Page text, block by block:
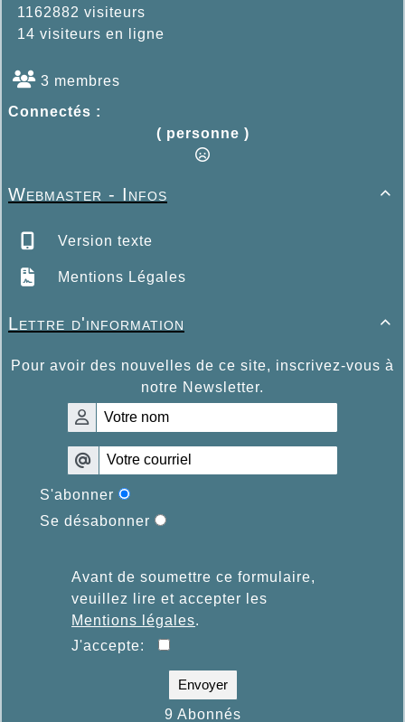
1162882 visiteurs
14 visiteurs en ligne
3 membres
Connectés :
( personne )

Webmaster - Infos
Version texte
Mentions Légales

Lettre d'information
Pour avoir des nouvelles de ce site, inscrivez-vous à
notre Newsletter.
S'abonner
Se désabonner
Avant de soumettre ce formulaire,
veuillez lire et accepter les
Mentions légales.
J'accepte:
Envoyer
9 Abonnés